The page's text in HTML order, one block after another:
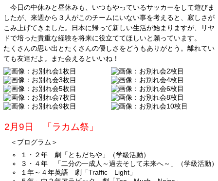
今日の中休みと昼休みも、いつもやっているサッカーをして遊びま
したが、来週から３人がこのチームにいない事を考えると、寂しさが
こみ上げてきました。日本に帰って新しい生活が始まりますが、リヤ
ドで培った貴重な経験を将来に役立ててほしいと願っています。
たくさんの思い出とたくさんの優しさをどうもありがとう。離れてい
ても友達だよ。また会えるといいね！
2月9日 「ラカム祭」
＜プログラム＞
１・２年 劇「ともだちや」（学級活動）
３・４年 「二分の一成人～過去そして未来へ～」（学級活動）
１年～４年英語 劇「Traffic Light」